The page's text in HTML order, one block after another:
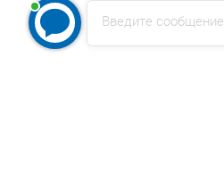
Введите сообщение